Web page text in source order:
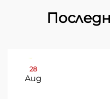
28
Aug